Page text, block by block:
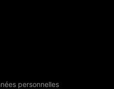
personnelles